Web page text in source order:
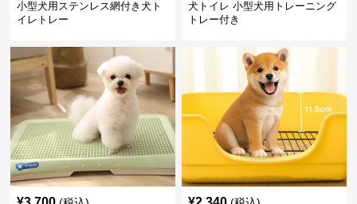
小型犬用ステンレス網付き犬ト
イレトレー
犬トイレ 小型犬用トレーニング
トレー付き